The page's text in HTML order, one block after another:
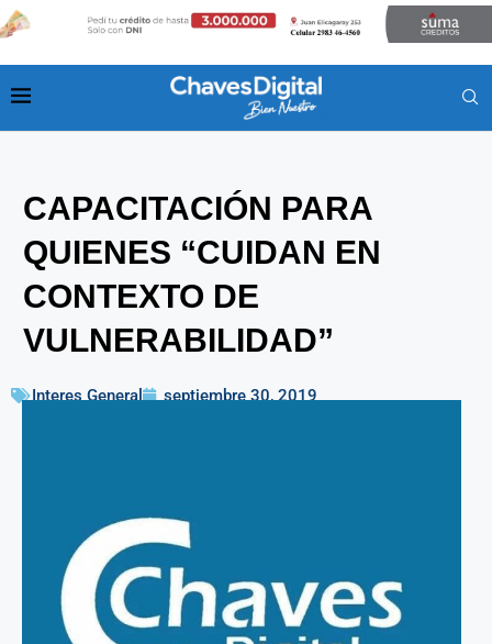
CAPACITACIÓN PARA
QUIENES “CUIDAN EN
CONTEXTO DE
VULNERABILIDAD”
Interes General septiembre 30, 2019